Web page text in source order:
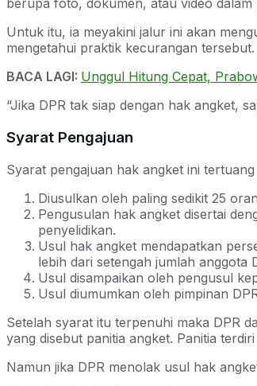
berupa foto, dokumen, atau video
Untuk itu, ia meyakini jalur ini akan
mengetahui praktik kecurangan tersebut.
BACA LAGI: Unggul Hitung Cepat,
“Jika DPR tak siap dengan hak angket,
Syarat Pengajuan
Syarat pengajuan hak angket ini
Diusulkan oleh paling sedikit 25
Pengusulan hak angket disertai
penyelidikan.
Usul hak angket mendapatkan
lebih dari setengah jumlah anggota
Usul disampaikan oleh pengusul
Usul diumumkan oleh pimpinan
Setelah syarat itu terpenuhi maka DPR
yang disebut panitia angket. Panitia
Namun jika DPR menolak usul hak